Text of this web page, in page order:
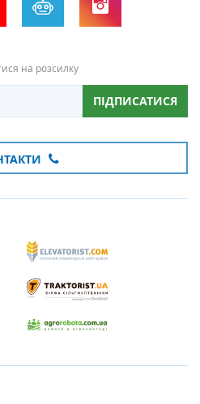
на розсилку
ПІДПИСАТИСЯ